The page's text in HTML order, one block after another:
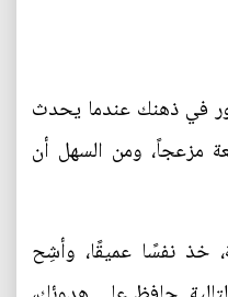
في ذهنك عندما يحدث
مزعجاً، ومن السهل أن
خذ نفسًا عميقًا، وأشِح